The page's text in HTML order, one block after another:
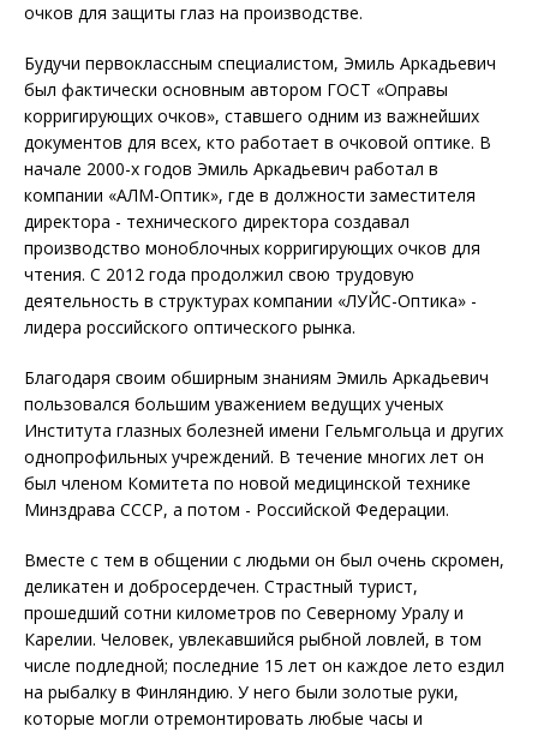
очков для защиты глаз на производстве.
Будучи первоклассным специалистом, Эмиль Аркадьевич
был фактически основным автором ГОСТ «Оправы
корригирующих очков», ставшего одним из важнейших
документов для всех, кто работает в очковой оптике. В
начале 2000-х годов Эмиль Аркадьевич работал в
компании «АЛМ-Оптик», где в должности заместителя
директора - технического директора создавал
производство моноблочных корригирующих очков для
чтения. С 2012 года продолжил свою трудовую
деятельность в структурах компании «ЛУЙС-Оптика» -
лидера российского оптического рынка.
Благодаря своим обширным знаниям Эмиль Аркадьевич
пользовался большим уважением ведущих ученых
Института глазных болезней имени Гельмгольца и других
однопрофильных учреждений. В течение многих лет он
был членом Комитета по новой медицинской технике
Минздрава СССР, а потом - Российской Федерации.
Вместе с тем в общении с людьми он был очень скромен,
деликатен и добросердечен. Страстный турист,
прошедший сотни километров по Северному Уралу и
Карелии. Человек, увлекавшийся рыбной ловлей, в том
числе подледной; последние 15 лет он каждое лето ездил
на рыбалку в Финляндию. У него были золотые руки,
которые могли отремонтировать любые часы и